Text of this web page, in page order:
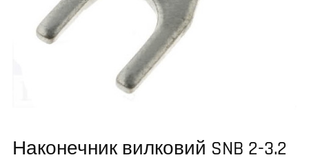
Наконечник вилковий SNB 2-3.2